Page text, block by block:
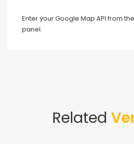
Enter your Google Map API from
panel.
Related